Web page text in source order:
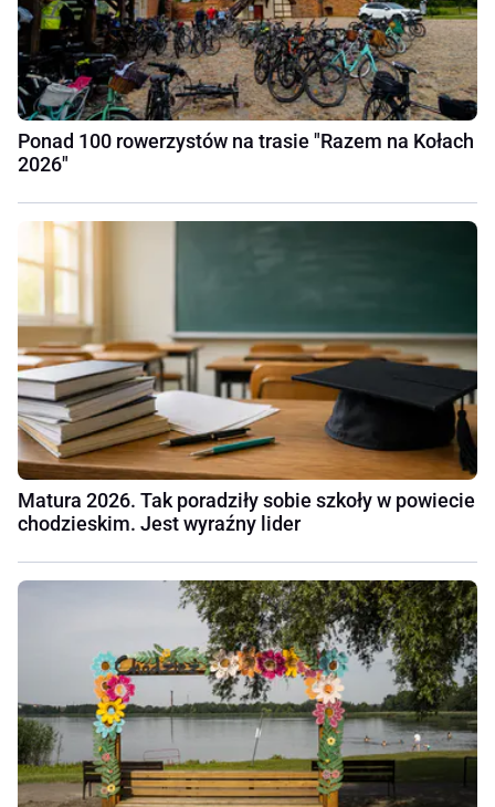
Ponad 100 rowerzystów na trasie "Razem na Kołach
2026"
Matura 2026. Tak poradziły sobie szkoły w powiecie
chodzieskim. Jest wyraźny lider